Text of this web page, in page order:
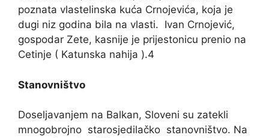
poznata vlastelinska kuća Crnojevića, koja je
dugi niz godina bila na vlasti. Ivan Crnojević,
gospodar Zete, kasnije je prijestonicu prenio na
Cetinje ( Katunska nahija ).4
Stanovništvo
Doseljavanjem na Balkan, Sloveni su zatekli
mnogobrojno starosjedilačko stanovništvo. Na